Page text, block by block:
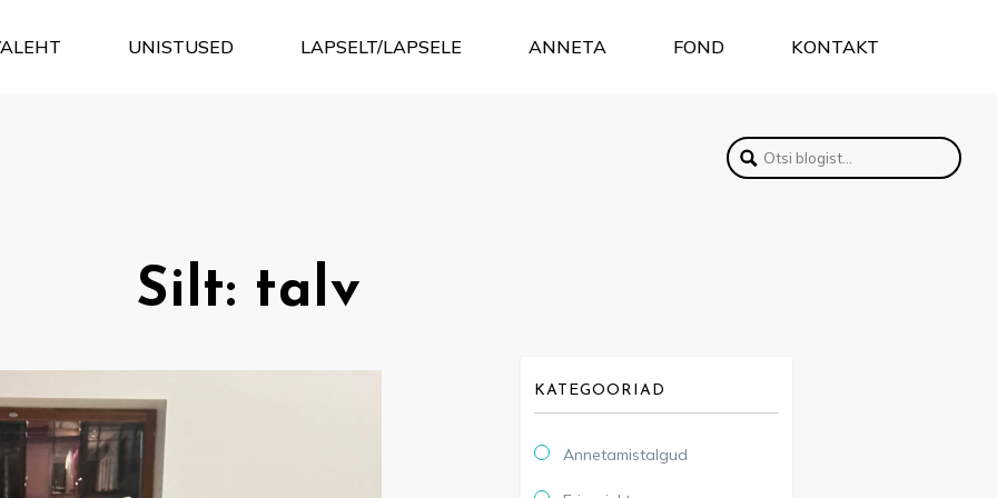
UNISTUSED LAPSELT/LAPSELE ANNETA FOND KONTAKT
Silt: talv
KATEGOORIAD
Annetamistalgud